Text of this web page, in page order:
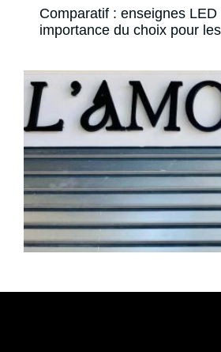
Comparatif : enseignes
importance du choix pour